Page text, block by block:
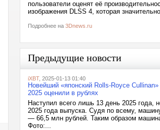
пользователи оценят её
изображения DLSS 4, которая
Подробнее на 3Dnews.ru
Предыдущие новости
iXBT, 2025-01-13 01:40
Новейший «японский Rolls-Royce
2025 оценили в рублях
Наступил всего лишь 13 день 2025 года,
2025 года выпуска. Судя по всему,
— 66,5 млн рублей. Таким образом
Фото:...